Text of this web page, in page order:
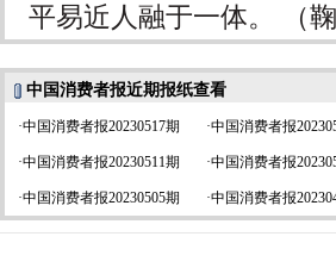
平易近人融于一体。 （鞠
中国消费者报近期报纸查看
·中国消费者报20230517期 ·中国消费者报
·中国消费者报20230511期 ·中国消费者报
·中国消费者报20230505期 ·中国消费者报